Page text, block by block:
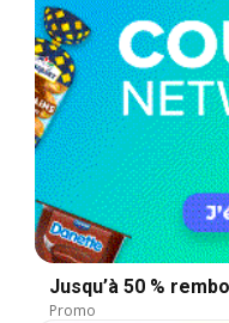
Jusqu’à 50 %
Promo